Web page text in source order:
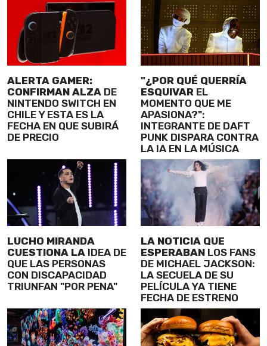
ALERTA GAMER:
CONFIRMAN ALZA DE
NINTENDO SWITCH EN
CHILE Y ESTA ES LA
FECHA EN QUE SUBIRÁ
DE PRECIO
"¿POR QUÉ QUERRÍA
ESQUIVAR EL
MOMENTO QUE ME
APASIONA?":
INTEGRANTE DE DAFT
PUNK DISPARA CONTRA
LA IA EN LA MÚSICA
LUCHO MIRANDA
CUESTIONA LA IDEA DE
QUE LAS PERSONAS
CON DISCAPACIDAD
TRIUNFAN "POR PENA"
LA NOTICIA QUE
ESPERABAN LOS FANS
DE MICHAEL JACKSON:
LA SECUELA DE SU
PELÍCULA YA TIENE
FECHA DE ESTRENO